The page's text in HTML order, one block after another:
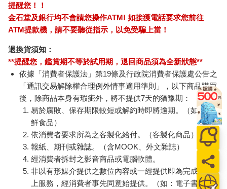
提醒您！！
金石堂及銀行均不會請您操作ATM! 如接獲電話要求您前往
ATM提款機，請不要聽從指示，以免受騙上當！
退換貨須知：
**提醒您，鑑賞期不等於試用期，退回商品須為全新狀態**
依據「消費者保護法」第19條及行政院消費者保護處公告之
「通訊交易解除權合理例外情事適用準則」，以下商品購買
後，除商品本身有瑕疵外，將不提供7天的猶豫期：
易於腐敗、保存期限較短或解約時即將逾期。（如：生
鮮食品）
依消費者要求所為之客製化給付。（客製化商品）
報紙、期刊或雜誌。（含MOOK、外文雜誌）
經消費者拆封之影音商品或電腦軟體。
非以有形媒介提供之數位內容或一經提供即為完成之線
上服務，經消費者事先同意始提供。（如：電子書、電